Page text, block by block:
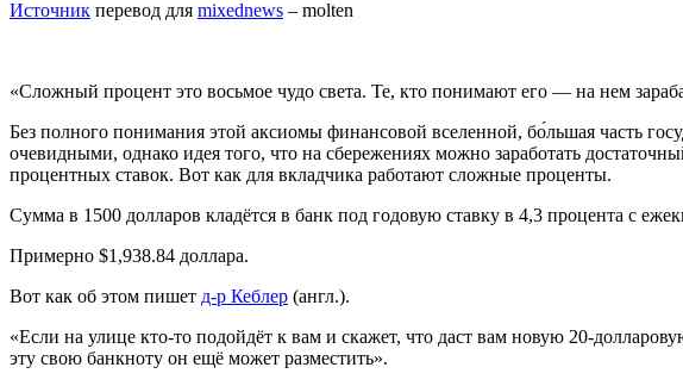
Источник перевод для mixednews – molten
«Сложный процент это восьмое чудо света. Те, кто понимают его — на нем
Без полного понимания этой аксиомы финансовой вселенной, бо́льшая часть
очевидными, однако идея того, что на сбережениях можно заработать
процентных ставок. Вот как для вкладчика работают сложные проценты.
Сумма в 1500 долларов кладётся в банк под годовую ставку в 4,3 процента с
Примерно $1,938.84 доллара.
Вот как об этом пишет д-р Кеблер (англ.).
«Если на улице кто-то подойдёт к вам и скажет, что даст вам новую 20-
эту свою банкноту он ещё может разместить».